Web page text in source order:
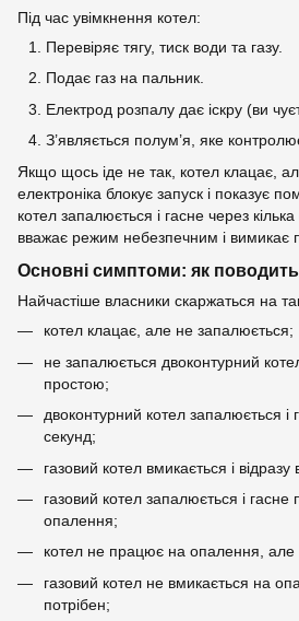
Під час увімкнення котел:
Перевіряє тягу, тиск води та газу.
Подає газ на пальник.
Електрод розпалу дає іскру (ви
З’являється полум’я, яке
Якщо щось іде не так, котел клацає,
електроніка блокує запуск і показує
котел запалюється і гасне через
вважає режим небезпечним і вимикає
Основні симптоми: як
Найчастіше власники скаржаться на
котел клацає, але не запалюється;
не запалюється двоконтурний
простою;
двоконтурний котел запалюється і
секунд;
газовий котел вмикається і відразу
газовий котел запалюється і гасне
опалення;
котел не працює на опалення, але
газовий котел не вмикається на
потрібен;